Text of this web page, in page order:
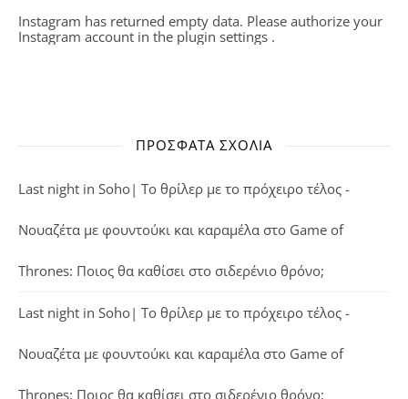
Instagram has returned empty data. Please authorize your
Instagram account in the plugin settings .
ΠΡΌΣΦΑΤΑ ΣΧΌΛΙΑ
Last night in Soho| Το θρίλερ με το πρόχειρο τέλος -
Νουαζέτα με φουντούκι και καραμέλα στο Game of
Thrones: Ποιος θα καθίσει στο σιδερένιο θρόνο;
Last night in Soho| Το θρίλερ με το πρόχειρο τέλος -
Νουαζέτα με φουντούκι και καραμέλα στο Game of
Thrones: Ποιος θα καθίσει στο σιδερένιο θρόνο;